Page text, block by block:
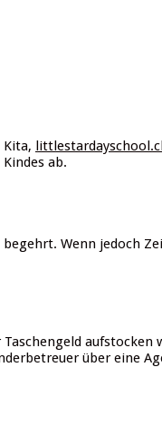
ab.
Wenn jedoch
aufstocken
über eine